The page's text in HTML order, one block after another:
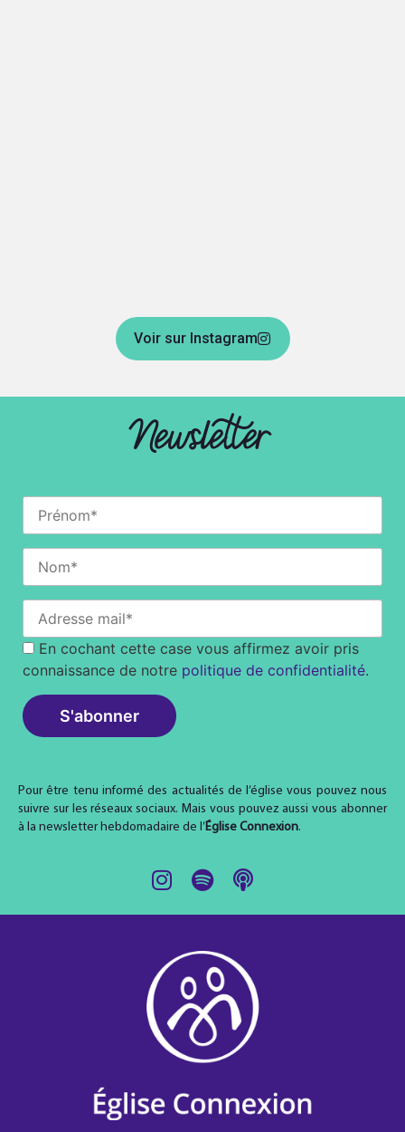
Voir sur Instagram
Pour être tenu informé des actualités de l’église vous pouvez nous
suivre sur les réseaux sociaux. Mais vous pouvez aussi vous abonner
à la newsletter hebdomadaire de l’Église Connexion.
Newsletter
En cochant cette case vous affirmez avoir pris
connaissance de notre politique de confidentialité.